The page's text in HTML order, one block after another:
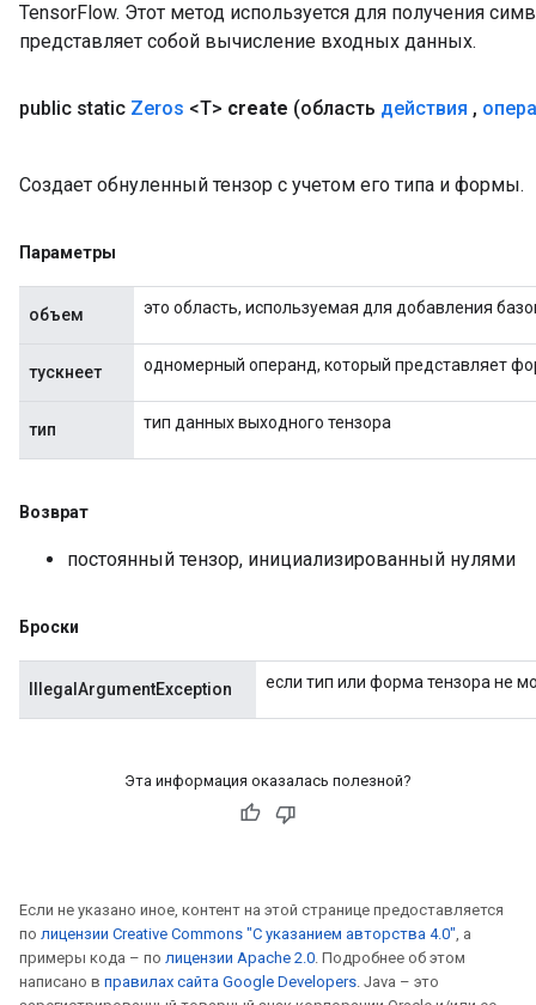
TensorFlow. Этот метод используется для получения
представляет собой вычисление входных данных.
public static Zeros <T> create (область действия ,
Создает обнуленный тензор с учетом его типа и формы.
Параметры
объем это область, используемая для добавления
тускнеет одномерный операнд, который представляет
тип тип данных выходного тензора
Возврат
постоянный тензор, инициализированный нулями
Броски
IllegalArgumentException если тип или форма тензора не
Эта информация оказалась полезной?
Если не указано иное, контент на этой странице предоставляется
по лицензии Creative Commons "С указанием авторства 4.0", а
примеры кода – по лицензии Apache 2.0. Подробнее об этом
написано в правилах сайта Google Developers. Java – это